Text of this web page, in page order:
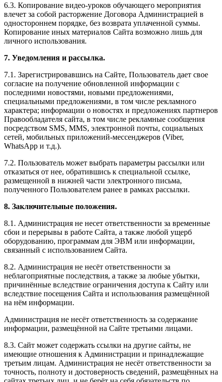
6.3. Копирование видео-уроков обучающего мероприятия
влечет за собой расторжение Договора Администрацией в
одностороннем порядке, без возврата уплаченной суммы.
Копирование иных материалов Сайта возможно лишь для
личного использования.
7. Уведомления и рассылка.
7.1. Зарегистрировавшись на Сайте, Пользователь дает свое
согласие на получение обновленной информации с
последними новостями, новыми предложениями,
специальными предложениями, в том числе рекламного
характера; информации о новостях и предложениях партнеров
Правообладателя сайта, в том числе рекламные сообщения
посредством SMS, MMS, электронной почты, социальных
сетей, мобильных приложений-мессенджеров (Viber,
WhatsApp и т.д.).
7.2. Пользователь может выбрать параметры рассылки или
отказаться от нее, обратившись к специальной ссылке,
размещенной в нижней части электронного письма,
полученного Пользователем ранее в рамках рассылки.
8. Заключительные положения.
8.1. Администрация не несет ответственности за временные
сбои и перерывы в работе Сайта, а также любой ущерб
оборудованию, программам для ЭВМ или информации,
связанный с использованием Сайта.
8.2. Администрация не несёт ответственности за
неблагоприятные последствия, а также за любые убытки,
причинённые вследствие ограничения доступа к Сайту или
вследствие посещения Сайта и использования размещённой
на нём информации.
Администрация не несёт ответственность за содержание
информации, размещённой на Сайте третьими лицами.
8.3. Сайт может содержать ссылки на другие сайты, не
имеющие отношения к Администрации и принадлежащие
третьим лицам. Администрация не несёт ответственности за
точность, полноту и достоверность сведений, размещённых на